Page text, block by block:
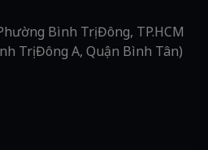
Bình Trị Đông, TP.HCM
Trị Đông A, Quận Bình Tân)